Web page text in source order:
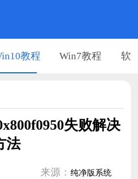
教程 Win7教程 软
失败解决
法
来源：纯净版系统